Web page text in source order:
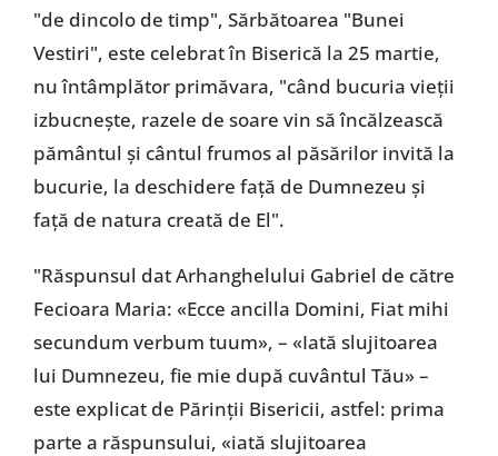
"de dincolo de timp", Sărbătoarea "Bunei
Vestiri", este celebrat în Biserică la 25 martie,
nu întâmplător primăvara, "când bucuria vieţii
izbucneşte, razele de soare vin să încălzească
pământul şi cântul frumos al păsărilor invită la
bucurie, la deschidere faţă de Dumnezeu şi
faţă de natura creată de El".
"Răspunsul dat Arhanghelului Gabriel de către
Fecioara Maria: «Ecce ancilla Domini, Fiat mihi
secundum verbum tuum», – «Iată slujitoarea
lui Dumnezeu, fie mie după cuvântul Tău» –
este explicat de Părinţii Bisericii, astfel: prima
parte a răspunsului, «iată slujitoarea